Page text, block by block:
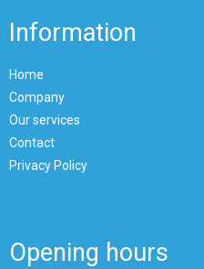
Information
Home
Company
Our services
Contact
Privacy Policy
Opening hours